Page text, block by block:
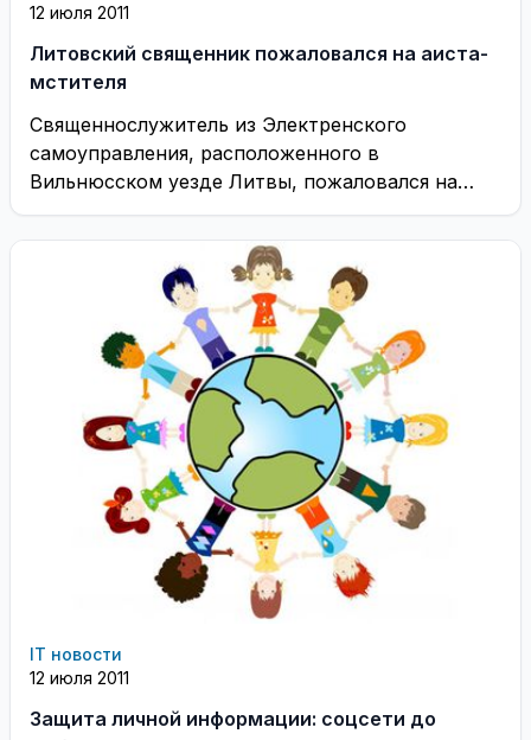
12 июля 2011
Литовский священник пожаловался на аиста-
мстителя
Священнослужитель из Электренского
самоуправления, расположенного в
Вильнюсском уезде Литвы, пожаловался на
поведение аиста, живущего по соседству
IT новости
12 июля 2011
Защита личной информации: соцсети до